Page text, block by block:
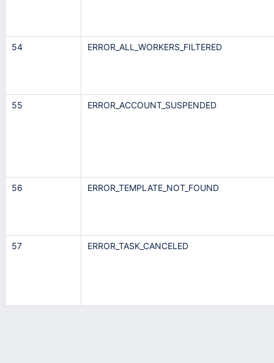
54 ERROR_ALL_WORKERS_FILTERED
55 ERROR_ACCOUNT_SUSPENDED
56 ERROR_TEMPLATE_NOT_FOUND
57 ERROR_TASK_CANCELED